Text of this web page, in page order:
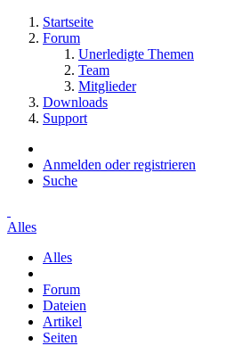
Startseite
Forum
Unerledigte Themen
Team
Mitglieder
Downloads
Support
Anmelden oder registrieren
Suche
Alles
Alles
Forum
Dateien
Artikel
Seiten